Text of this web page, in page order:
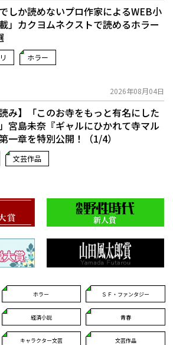
でしか読めないプロ作家によるWEB小
」――カクヨムネクストで読めるホラー
ホラー
2026年08月04日
読み】「このお寺をもっと有名にした
宮島未奈『ギャルにひかれて寺マル
一章を特別公開！（1/4）
文芸作品
ホラー ＳＦ・ファンタジー
経済小説 青春
キャラクター文芸 文芸作品